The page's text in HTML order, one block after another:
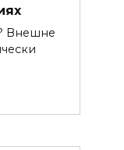
Внешне